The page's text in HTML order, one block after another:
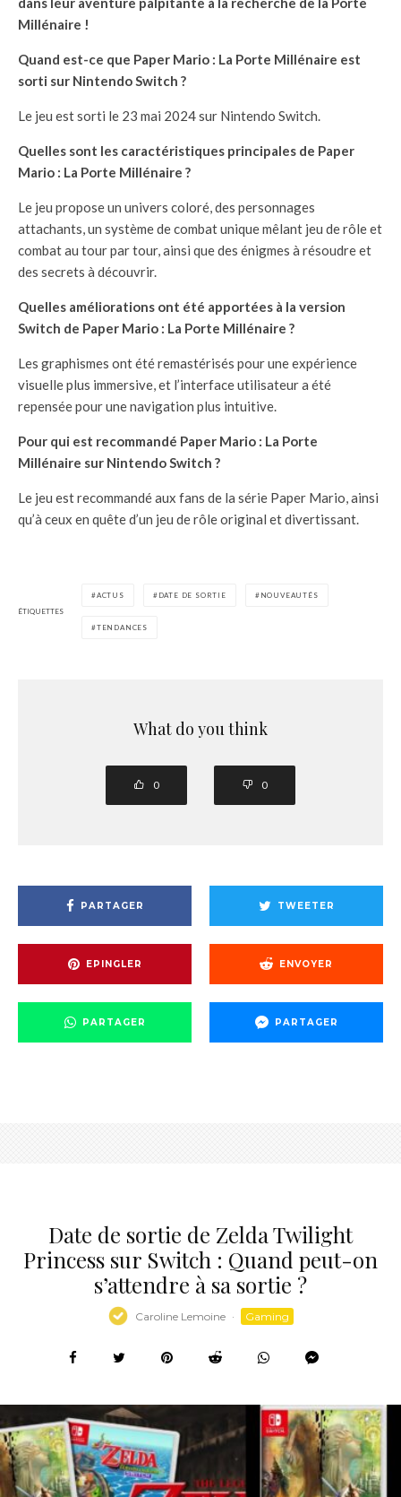
Millénaire !
Quand est-ce que Paper Mario : La Porte Millénaire est
sorti sur Nintendo Switch ?
Le jeu est sorti le 23 mai 2024 sur Nintendo Switch.
Quelles sont les caractéristiques principales de Paper
Mario : La Porte Millénaire ?
Le jeu propose un univers coloré, des personnages
attachants, un système de combat unique mêlant jeu de rôle et
combat au tour par tour, ainsi que des énigmes à résoudre et
des secrets à découvrir.
Quelles améliorations ont été apportées à la version
Switch de Paper Mario : La Porte Millénaire ?
Les graphismes ont été remastérisés pour une expérience
visuelle plus immersive, et l’interface utilisateur a été
repensée pour une navigation plus intuitive.
Pour qui est recommandé Paper Mario : La Porte
Millénaire sur Nintendo Switch ?
Le jeu est recommandé aux fans de la série Paper Mario, ainsi
qu’à ceux en quête d’un jeu de rôle original et divertissant.
ÉTIQUETTES
ACTUS DATE DE SORTIE NOUVEAUTÉS
TENDANCES
What do you think
0 0
PARTAGER TWEETER
EPINGLER ENVOYER
PARTAGER PARTAGER
Date de sortie de Zelda Twilight
Princess sur Switch : Quand peut-on
s’attendre à sa sortie ?
Caroline Lemoine · Gaming